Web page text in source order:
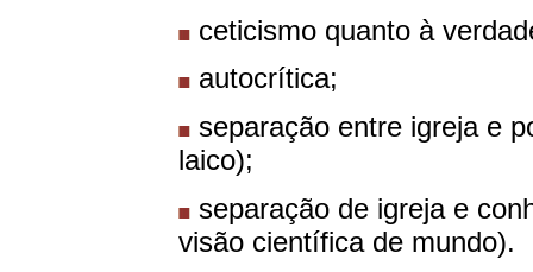
ceticismo quanto à
autocrítica;
separação entre igreja e
laico);
separação de igreja e
visão científica de mundo).